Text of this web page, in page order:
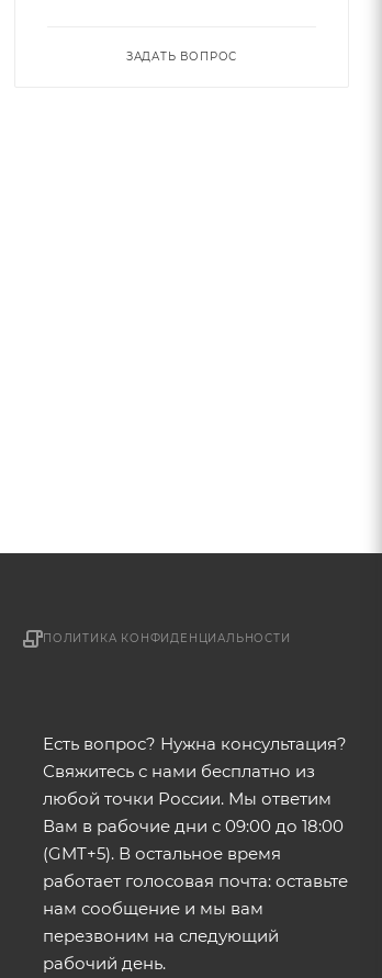
ЗАДАТЬ ВОПРОС
ПОЛИТИКА КОНФИДЕНЦИАЛЬНОСТИ
Есть вопрос? Нужна консультация?
Свяжитесь с нами бесплатно из
любой точки России. Мы ответим
Вам в рабочие дни с 09:00 до 18:00
(GMT+5). В остальное время
работает голосовая почта: оставьте
нам сообщение и мы вам
перезвоним на следующий
рабочий день.